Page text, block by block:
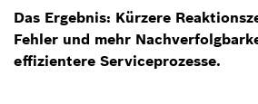
Das Ergebnis: Kürzere
Fehler und mehr
effizientere Serviceprozesse.